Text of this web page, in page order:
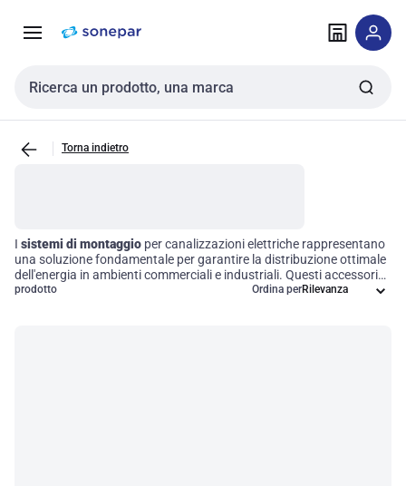
navigazione alla
Cerca input
Torna indietro
I sistemi di montaggio per canalizzazioni elettriche rappresentano
una soluzione fondamentale per garantire la distribuzione ottimale
dell'energia in ambienti commerciali e industriali. Questi accessori
sono progettati per supportare e fissare in modo sicuro i sistemi di
prodotto Ordina per